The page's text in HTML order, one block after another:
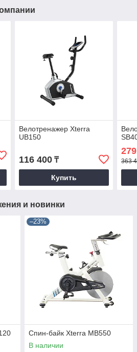
Велотренажер Xterra
UB150
116 400₸
Купить
363
и новинки
–23%
Спин-байк Xterra MB550
В наличии